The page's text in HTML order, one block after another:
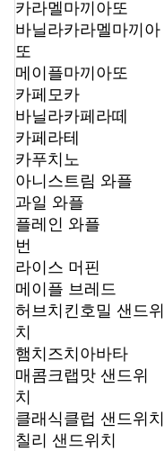
카라멜마끼아또
바닐라카라멜마끼아
또
메이플마끼아또
카페모카
바닐라카페라떼
카페라테
카푸치노
아니스트림 와플
과일 와플
플레인 와플
번
라이스 머핀
메이플 브레드
허브치킨호밀 샌드위
치
햄치즈치아바타
매콤크랩맛 샌드위
치
클래식클럽 샌드위치
칠리 샌드위치